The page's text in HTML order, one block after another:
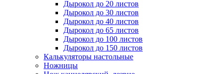
Дырокол до 20 листов
Дырокол до 30 листов
Дырокол до 40 листов
Дырокол до 65 листов
Дырокол до 100 листов
Дырокол до 150 листов
Калькуляторы настольные
Ножницы